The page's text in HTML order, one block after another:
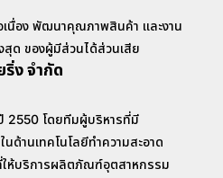
นื่อง พัฒนาคุณภาพสินค้า และงาน
สุด ของผู้มีส่วนได้ส่วนเสีย
ง จำกัด
2550 โดยทีมผู้บริหารที่มี
ด้านเทคโนโลยีทำความสะอาด
ให้บริการผลิตภัณฑ์อุตสาหกรรม